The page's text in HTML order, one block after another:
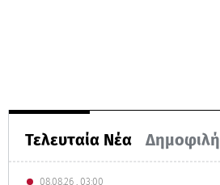
Τελευταία Νέα Δημοφιλή
08.08.26 , 03:00